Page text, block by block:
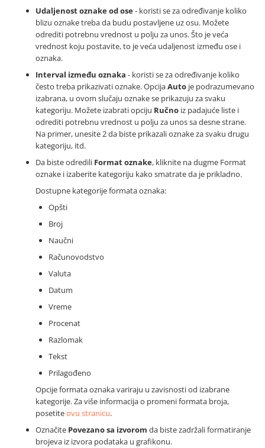
Udaljenost oznake od ose- koristi se za određivanje koliko
blizu oznake treba da budu postavljene uz osu. Možete
odrediti potrebnu vrednost u polju za unos. Što je veća
vrednost koju postavite, to je veća udaljenost između ose i
oznaka.
Interval između oznaka - koristi se za određivanje koliko
često treba prikazivati oznake. OpcijaAuto je podrazumevano
izabrana, u ovom slučaju oznake se prikazuju za svaku
kategoriju. Možete izabrati opciju Ručno iz padajuće liste i
odrediti potrebnu vrednost u polju za unos sa desne strane.
Na primer, unesite 2 da biste prikazali oznake za svaku drugu
kategoriju, itd.
Da biste odredili Format oznake, kliknite na dugme Format
oznake i izaberite kategoriju kako smatrate da je prikladno.
Dostupne kategorije formata oznaka:
Opšti
Broj
Naučni
Računovodstvo
Valuta
Datum
Vreme
Procenat
Razlomak
Tekst
Prilagođeno
Opcije formata oznaka variraju u zavisnosti od izabrane
kategorije. Za više informacija o promeni formata broja,
posetiteovu stranicu.
Označite Povezano sa izvorom da biste zadržali formatiranje
brojeva iz izvora podataka u grafikonu.